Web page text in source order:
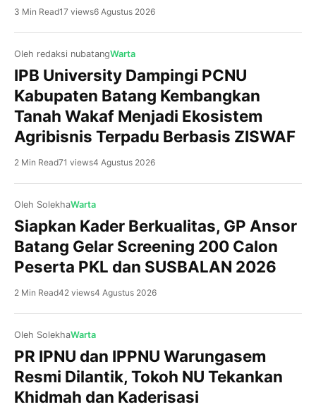
Kajen, NU BatangPrestasi membanggakan kembali
ditorehkan Pramuka MA NU 01 Banyuputih Kabupaten
Batang. Di tengah persaingan ketat yang diikuti ratusan
Ambalan Hasyim Asy’ari–Rasuna Said Gugusdepan
Umum dalam ajang Gladi Tangguh Pramuka Penegak
(GTPP) VIII UIN K.H. Abdurrahman Wahid Pekalongan
Tahun 2026. Keberhasilan […]
3 Min Read17 views6 Agustus 2026
Oleh redaksi nubatangWarta
IPB University Dampingi PCNU
Kabupaten Batang Kembangkan
Tanah Wakaf Menjadi Ekosistem
Agribisnis Terpadu Berbasis ZISWAF
Batang, NU Batang IPB University melalui program
Dosen Pulang Kampung (DOSPULKAM) Tahun 2026
mendampingi Pengurus Cabang Nahdlatul Ulama
2 Min Read71 views4 Agustus 2026
Oleh SolekhaWarta
Siapkan Kader Berkualitas, GP Ansor
Batang Gelar Screening 200 Calon
Peserta PKL dan SUSBALAN 2026
2 Min Read42 views4 Agustus 2026
Oleh SolekhaWarta
PR IPNU dan IPPNU Warungasem
Resmi Dilantik, Tokoh NU Tekankan
Khidmah dan Kaderisasi